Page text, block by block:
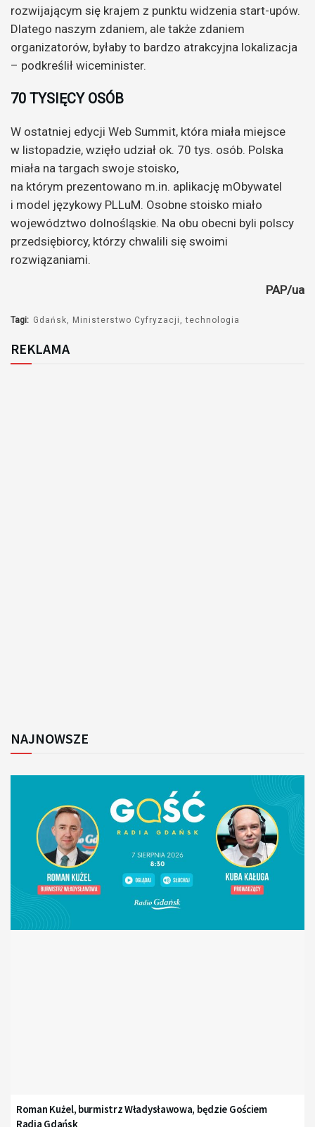
rozwijającym się krajem z punktu widzenia start-upów.
Dlatego naszym zdaniem, ale także zdaniem
organizatorów, byłaby to bardzo atrakcyjna lokalizacja
– podkreślił wiceminister.
70 TYSIĘCY OSÓB
W ostatniej edycji Web Summit, która miała miejsce
w listopadzie, wzięło udział ok. 70 tys. osób. Polska
miała na targach swoje stoisko,
na którym prezentowano m.in. aplikację mObywatel
i model językowy PLLuM. Osobne stoisko miało
województwo dolnośląskie. Na obu obecni byli polscy
przedsiębiorcy, którzy chwalili się swoimi
rozwiązaniami.
PAP/ua
Tagi: Gdańsk Ministerstwo Cyfryzacji technologia
REKLAMA
NAJNOWSZE
Roman Kużel, burmistrz Władysławowa, będzie Gościem
Radia Gdańsk